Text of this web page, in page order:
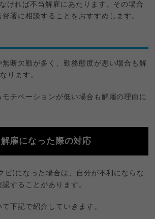
ければ不当解雇にあたります。その場合
署に相談することをおすすめします。
断欠勤が多く、勤務態度が悪い場合も解
ります。
チベーションが低い場合も解雇の理由に
雇になった際の対応
ビ)になった場合は、自分が不利にならな
することがあります。
下記で紹介していきます。